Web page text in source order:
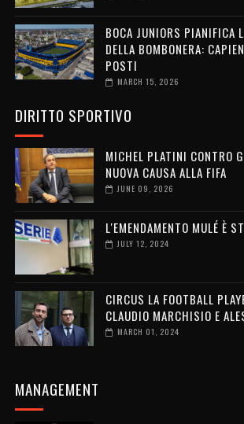
BOCA JUNIORS PIANIFICA
DELLA BOMBONERA:
POSTI
MARCH 15, 2026
DIRITTO SPORTIVO
MICHEL PLATINI CONTRO
NUOVA CAUSA ALLA FIFA
JUNE 09, 2026
L'EMENDAMENTO MULÉ È
JULY 12, 2024
CIRCUS LA FOOTBALL
CLAUDIO MARCHISIO E
MARCH 01, 2024
MANAGEMENT